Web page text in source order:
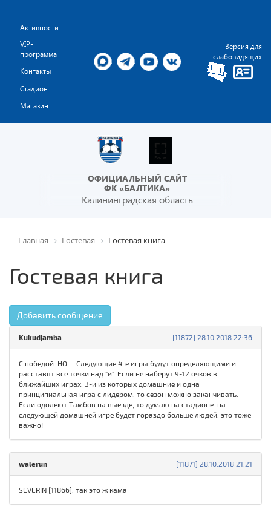
Активности
VIP-
программа
Контакты
Стадион
Магазин
Версия для
слабовидящих
ОФИЦИАЛЬНЫЙ САЙТ
ФК «БАЛТИКА»
Калининградская область
Главная Гостевая Гостевая книга
Гостевая книга
Добавить сообщение
[11872] 28.10.2018 22:36
Kukudjamba
С победой. НО.... Следующие 4-е игры будут определяющими и
расставят все точки над "и". Если не наберут 9-12 очков в
ближайших играх, 3-и из которых домашние и одна
принципиальная игра с лидером, то сезон можно заканчивать.
Если одолеют Тамбов на выезде, то думаю на стадионе на
следующей домашней игре будет гораздо больше людей, это тоже
важно!
[11871] 28.10.2018 21:21
walerun
SEVERIN [11866], так это ж кама